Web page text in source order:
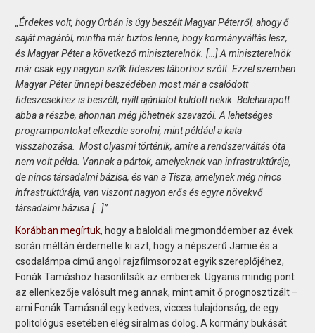
„Érdekes volt, hogy Orbán is úgy beszélt Magyar Péterről, ahogy ő
saját magáról, mintha már biztos lenne, hogy kormányváltás lesz,
és Magyar Péter a következő miniszterelnök. […] A miniszterelnök
már csak egy nagyon szűk fideszes táborhoz szólt. Ezzel szemben
Magyar Péter ünnepi beszédében most már a csalódott
fideszesekhez is beszélt, nyílt ajánlatot küldött nekik. Beleharapott
abba a részbe, ahonnan még jöhetnek szavazói. A lehetséges
programpontokat elkezdte sorolni, mint például a kata
visszahozása. Most olyasmi történik, amire a rendszerváltás óta
nem volt példa. Vannak a pártok, amelyeknek van infrastruktúrája,
de nincs társadalmi bázisa, és van a Tisza, amelynek még nincs
infrastruktúrája, van viszont nagyon erős és egyre növekvő
társadalmi bázisa.[…]”
Korábban megírtuk, hogy a baloldali megmondóember az évek
során méltán érdemelte ki azt, hogy a népszerű Jamie és a
csodalámpa című angol rajzfilmsorozat egyik szereplőjéhez,
Fonák Tamáshoz hasonlítsák az emberek. Ugyanis mindig pont
az ellenkezője valósult meg annak, mint amit ő prognosztizált –
ami Fonák Tamásnál egy kedves, vicces tulajdonság, de egy
politológus esetében elég siralmas dolog. A kormány bukását